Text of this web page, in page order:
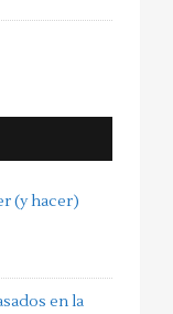
(y hacer)
en la